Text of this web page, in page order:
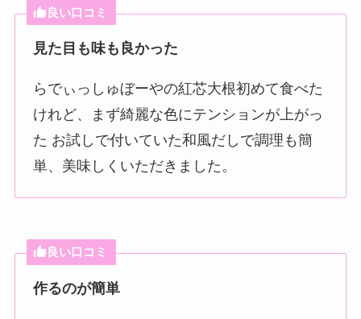
良い口コミ
見た目も味も良かった
らでぃっしゅぼーやの紅芯大根初めて食べた
けれど、まず綺麗な色にテンションが上がっ
た お試しで付いていた和風だしで調理も簡
単、美味しくいただきました。
良い口コミ
作るのが簡単